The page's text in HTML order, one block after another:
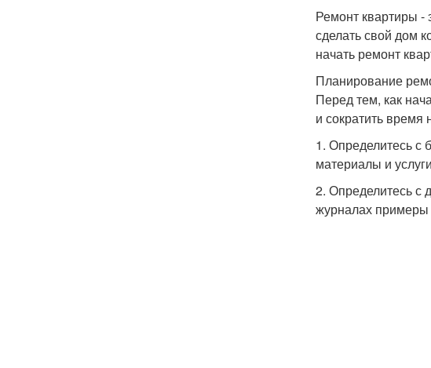
Ремонт квартиры -
сделать свой дом
начать ремонт
Планирование
Перед тем, как
и сократить
1. Определитесь с
материалы и
2. Определитесь с
журналах примеры